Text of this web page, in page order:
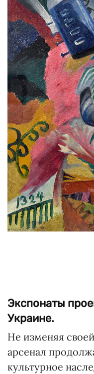
Экспонаты
Украине.
Не изменяя
арсенал
культурное